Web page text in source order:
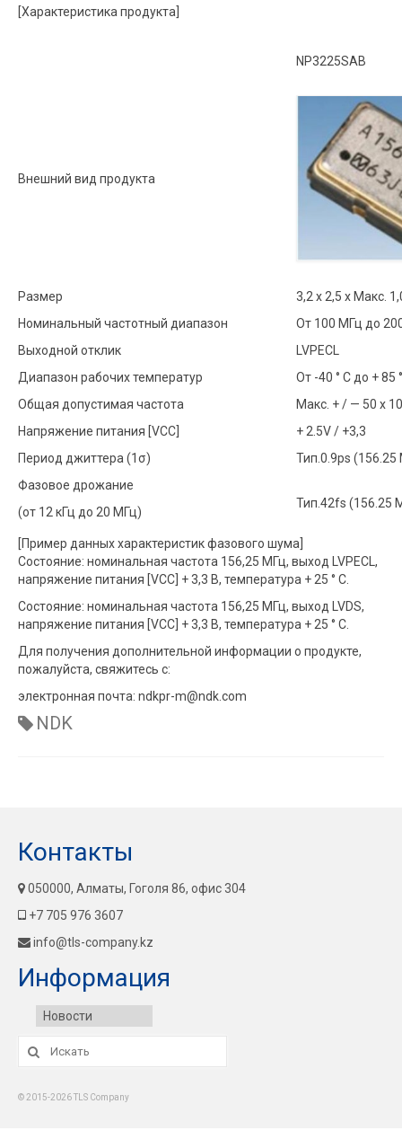
[Характеристика продукта]
NP3225SAB
Внешний вид продукта
Размер
3,2 х 2,5 х Макс.
Номинальный частотный диапазон
От 100 МГц до
Выходной отклик
LVPECL
Диапазон рабочих температур
От -40 ° С до + 85
Общая допустимая частота
Макс. + / — 50 х
Напряжение питания [VCC]
+ 2.5V / +3,3
Период джиттера (1σ)
Тип.0.9ps (156.25
Фазовое дрожание
(от 12 кГц до 20 МГц)
Тип.42fs (156.25
[Пример данных характеристик фазового шума]
Состояние: номинальная частота 156,25 МГц, выход LVPECL,
напряжение питания [VCC] + 3,3 В, температура + 25 ° C.
Состояние: номинальная частота 156,25 МГц, выход LVDS,
напряжение питания [VCC] + 3,3 В, температура + 25 ° С.
Для получения дополнительной информации о продукте,
пожалуйста, свяжитесь с:
электронная почта: ndkpr-m@ndk.com
NDK
Контакты
050000, Алматы, Гоголя 86, офис 304
+7 705 976 3607
info@tls-company.kz
Информация
Новости
Искать:
© 2015-2026 TLS Company